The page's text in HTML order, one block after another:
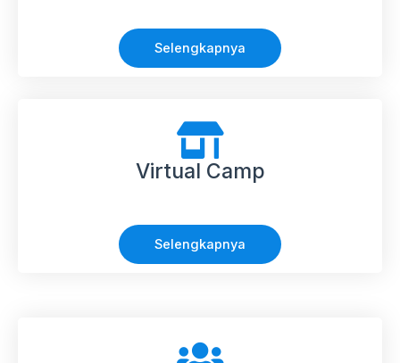
Selengkapnya
Virtual Camp
Selengkapnya